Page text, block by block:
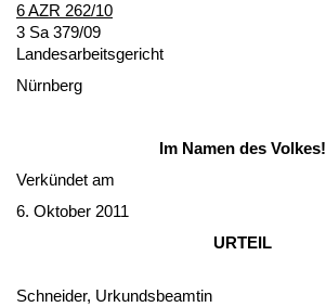
6 AZR 262/10
3 Sa 379/09
Lan­des­ar­beits­ge­richt
Nürn­berg
Im Na­men des Vol­kes!
Verkündet am
6. Ok­to­ber 2011
UR­TEIL
Schnei­der, Ur­kunds­be­am­tin